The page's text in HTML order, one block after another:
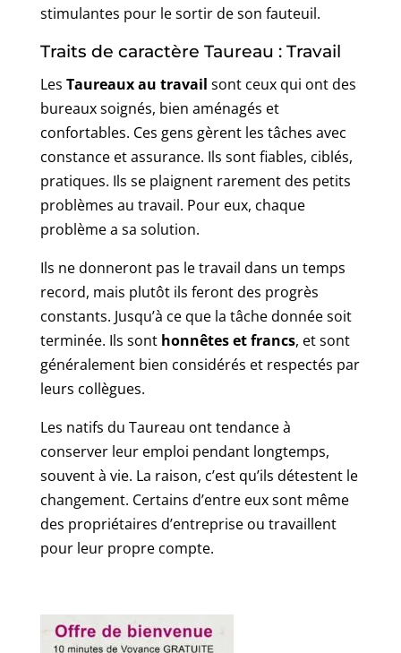
stimulantes pour le sortir de son fauteuil.
Traits de caractère Taureau : Travail
Les Taureaux au travail sont ceux qui ont des
bureaux soignés, bien aménagés et
confortables. Ces gens gèrent les tâches avec
constance et assurance. Ils sont fiables, ciblés,
pratiques. Ils se plaignent rarement des petits
problèmes au travail. Pour eux, chaque
problème a sa solution.
Ils ne donneront pas le travail dans un temps
record, mais plutôt ils feront des progrès
constants. Jusqu’à ce que la tâche donnée soit
terminée. Ils sont honnêtes et francs, et sont
généralement bien considérés et respectés par
leurs collègues.
Les natifs du Taureau ont tendance à
conserver leur emploi pendant longtemps,
souvent à vie. La raison, c’est qu’ils détestent le
changement. Certains d’entre eux sont même
des propriétaires d’entreprise ou travaillent
pour leur propre compte.